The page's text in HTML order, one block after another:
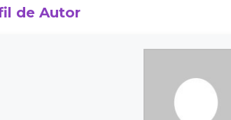
de Autor